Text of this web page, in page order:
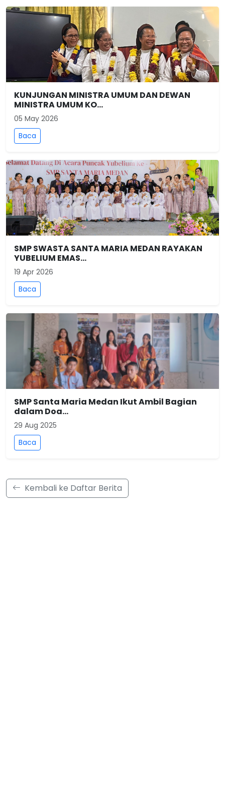
KUNJUNGAN MINISTRA UMUM DAN DEWAN
MINISTRA UMUM KO...
05 May 2026
Baca
SMP SWASTA SANTA MARIA MEDAN RAYAKAN
YUBELIUM EMAS...
19 Apr 2026
Baca
SMP Santa Maria Medan Ikut Ambil Bagian
dalam Doa...
29 Aug 2025
Baca
Kembali ke Daftar Berita